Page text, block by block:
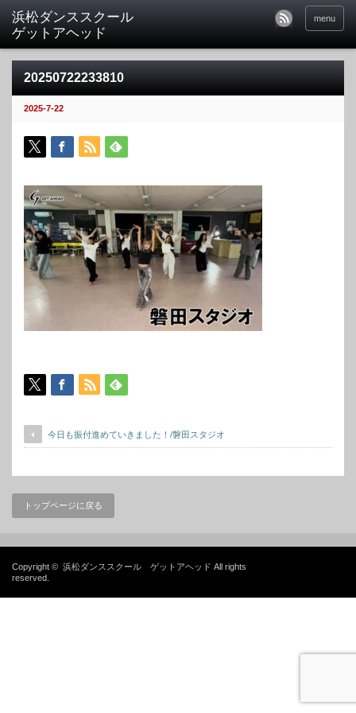
menu
20250722233810
2025-7-22
今日も振付進めていきました！/磐田スタジオ
トップページに戻る
Copyright © 浜松ダンススクール ゲットアヘッド All rights
reserved.